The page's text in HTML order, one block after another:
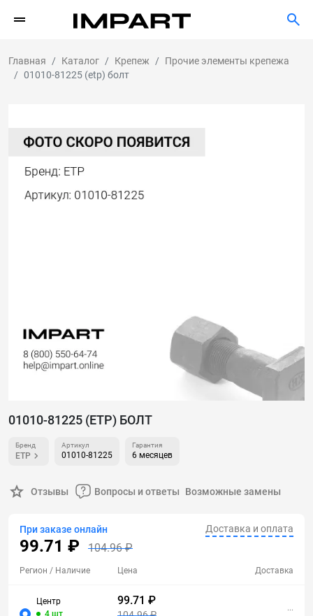
Главная Каталог Крепеж
Прочие элементы крепежа
01010-81225 (etp) болт
01010-81225 (ETP) БОЛТ
Бренд
ETP
Артикул
01010-81225
Гарантия
6 месяцев
Отзывы Вопросы и ответы Возможные замены
При заказе онлайн
99.71 ₽ 104.96 ₽
Доставка и оплата
Регион / Наличие Цена Доставка
Центр
4 шт
99.71 ₽
...